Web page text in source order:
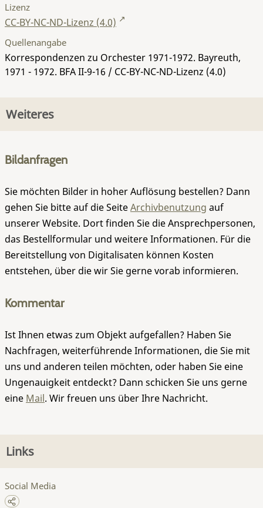
Lizenz
CC-BY-NC-ND-Lizenz (4.0)
Quellenangabe
Korrespondenzen zu Orchester 1971-1972. Bayreuth,
1971 - 1972. BFA II-9-16 / CC-BY-NC-ND-Lizenz (4.0)
Weiteres
Bildanfragen
Sie möchten Bilder in hoher Auflösung bestellen? Dann
gehen Sie bitte auf die SeiteArchivbenutzung auf
unserer Website. Dort finden Sie die Ansprechpersonen,
das Bestellformular und weitere Informationen. Für die
Bereitstellung von Digitalisaten können Kosten
entstehen, über die wir Sie gerne vorab informieren.
Kommentar
Ist Ihnen etwas zum Objekt aufgefallen? Haben Sie
Nachfragen, weiterführende Informationen, die Sie mit
uns und anderen teilen möchten, oder haben Sie eine
Ungenauigkeit entdeckt? Dann schicken Sie uns gerne
eine Mail. Wir freuen uns über Ihre Nachricht.
Links
Social Media